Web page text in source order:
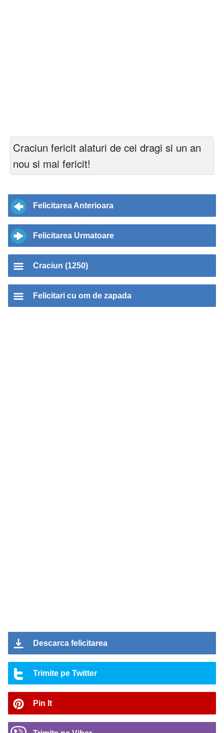
Craciun fericit alaturi de cei dragi si un an
nou si mai fericit!
Felicitarea Anterioara
Felicitarea Urmatoare
Craciun (1250)
Felicitari cu om de zapada
Descarca felicitarea
Trimite pe Twitter
Pin It